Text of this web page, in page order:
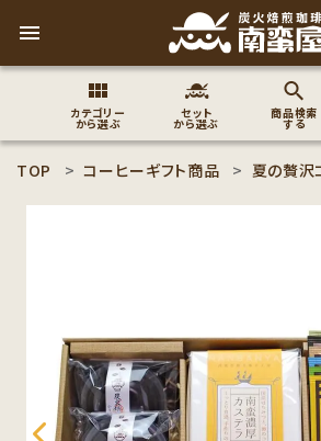
menu
カテゴリー
から選ぶ
セット
から選ぶ
商品検索
する
search
ログイン person 新規会員登録
コーヒー豆のこだわり
TOP コーヒーギフト商品 夏の贅沢